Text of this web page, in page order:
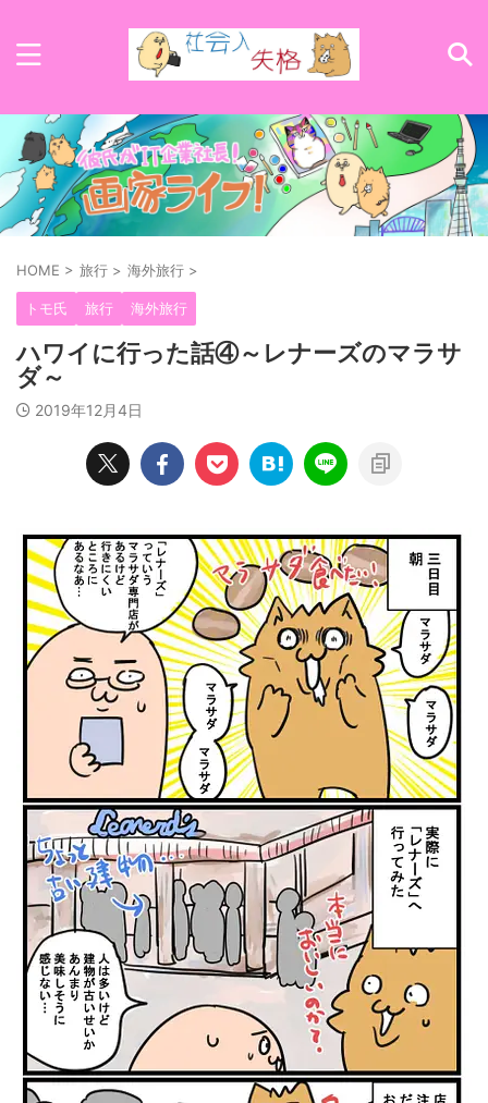
HOME > 旅行 > 海外旅行 >
トモ氏 旅行 海外旅行
ハワイに行った話④～レナーズのマラサ
ダ～
2019年12月4日